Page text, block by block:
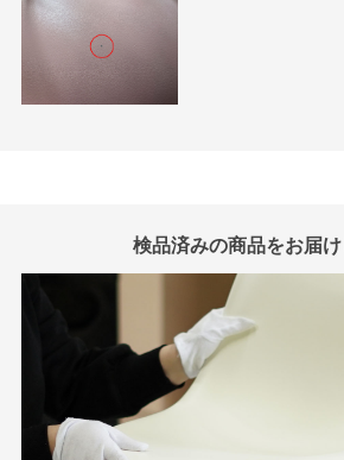
検品済みの商品をお届